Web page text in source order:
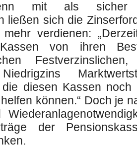
mit als sicher
ließen sich die
verdienen:
von ihren
diesen Kassen noch
können.“ Doch je
der